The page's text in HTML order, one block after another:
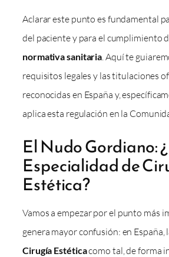
Aclarar este punto es fundamental
del paciente y para el cumplimiento
normativa sanitaria. Aquí te
requisitos legales y las titulaciones
reconocidas en España y,
aplica esta regulación en la
El Nudo Gordiano:
Especialidad de
Estética?
Vamos a empezar por el punto más
genera mayor confusión: en España,
Cirugía Estéticacomo tal, de forma